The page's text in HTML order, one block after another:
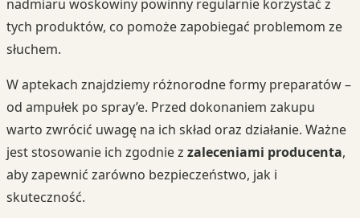
nadmiaru woskowiny powinny regularnie korzystać z
tych produktów, co pomoże zapobiegać problemom ze
słuchem.
W aptekach znajdziemy różnorodne formy preparatów –
od ampułek po spray’e. Przed dokonaniem zakupu
warto zwrócić uwagę na ich skład oraz działanie. Ważne
jest stosowanie ich zgodnie z zaleceniami producenta,
aby zapewnić zarówno bezpieczeństwo, jak i
skuteczność.